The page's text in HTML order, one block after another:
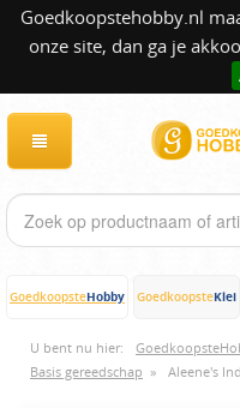
Goedkoopstehobby.nl
onze site, dan ga je
GoedkoopsteHobby GoedkoopsteKlei
U bent nu hier:
Basis gereedschap » Aleene's